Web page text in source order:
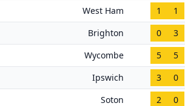
West Ham 1 1
Brighton 0 3
Wycombe 5 5
Ipswich 3 0
Soton 2 0